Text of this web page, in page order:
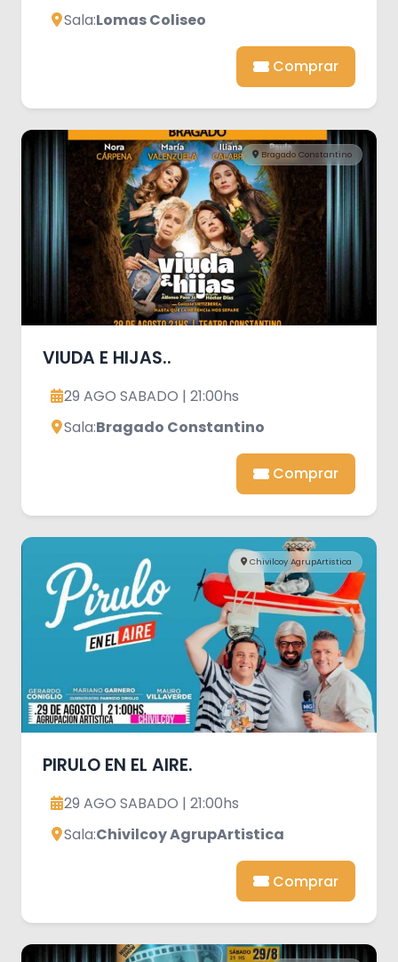
Sala:Lomas Coliseo
Comprar
Bragado Constantino
VIUDA E HIJAS..
29 AGO SABADO | 21:00hs
Sala:Bragado Constantino
Comprar
Chivilcoy AgrupArtistica
PIRULO EN EL AIRE.
29 AGO SABADO | 21:00hs
Sala:Chivilcoy AgrupArtistica
Comprar